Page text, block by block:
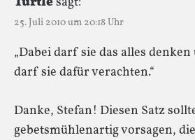
25. Juli 2010 um 20:18 Uhr
„Dabei darf sie das alles
darf sie dafür verachten.“
Danke, Stefan! Diesen Satz
gebetsmühlenartig vorsagen,